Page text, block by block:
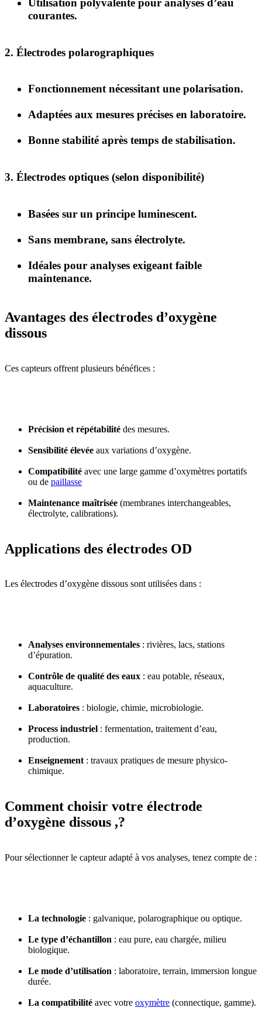
Utilisation polyvalente pour analyses d’eau
courantes.
2. Électrodes polarographiques
Fonctionnement nécessitant une polarisation.
Adaptées aux mesures précises en laboratoire.
Bonne stabilité après temps de stabilisation.
3. Électrodes optiques (selon disponibilité)
Basées sur un principe luminescent.
Sans membrane, sans électrolyte.
Idéales pour analyses exigeant faible
maintenance.
Avantages des électrodes d’oxygène
dissous
Ces capteurs offrent plusieurs bénéfices :
Précision et répétabilité des mesures.
Sensibilité élevée aux variations d’oxygène.
Compatibilité avec une large gamme d’oxymètres portatifs
ou de paillasse
Maintenance maîtrisée (membranes interchangeables,
électrolyte, calibrations).
Applications des électrodes OD
Les électrodes d’oxygène dissous sont utilisées dans :
Analyses environnementales : rivières, lacs, stations
d’épuration.
Contrôle de qualité des eaux : eau potable, réseaux,
aquaculture.
Laboratoires : biologie, chimie, microbiologie.
Process industriel : fermentation, traitement d’eau,
production.
Enseignement : travaux pratiques de mesure physico-
chimique.
Comment choisir votre électrode
d’oxygène dissous ,?
Pour sélectionner le capteur adapté à vos analyses, tenez compte de :
La technologie : galvanique, polarographique ou optique.
Le type d’échantillon : eau pure, eau chargée, milieu
biologique.
Le mode d’utilisation : laboratoire, terrain, immersion longue
durée.
La compatibilité avec votre oxymètre (connectique, gamme).